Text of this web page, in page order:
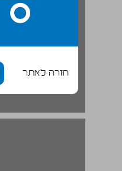
חזרה לאתר
פרק ראשון ביטחון סוציאלי: הפרדוקס וההגדרה ... 25